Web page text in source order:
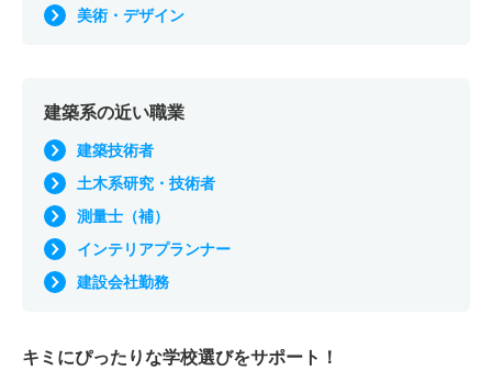
美術・デザイン
建築系の近い職業
建築技術者
土木系研究・技術者
測量士（補）
インテリアプランナー
建設会社勤務
キミにぴったりな学校選びをサポート！